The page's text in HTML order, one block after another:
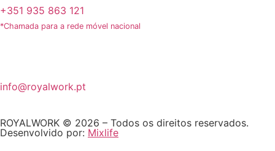
+351 935 863 121
*Chamada para a rede móvel nacional
info@royalwork.pt
ROYALWORK © 2026 – Todos os direitos reservados.
Desenvolvido por: Mixlife